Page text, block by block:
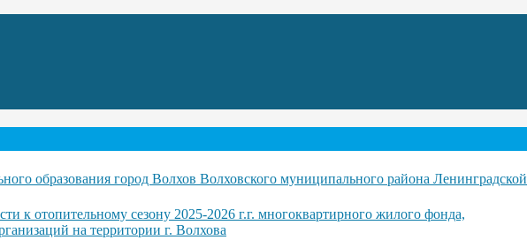
образования город Волхов Волховского муниципального района Ленинградской
к отопительному сезону 2025-2026 г.г. многоквартирного жилого фонда,
на территории г. Волхова